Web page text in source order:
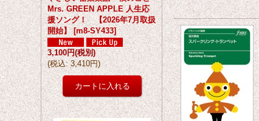
Mrs. GREEN APPLE 人生応
援ソング！ 【2026年7月取扱
開始】 [m8-SY433]
3,100円(税別)
(税込: 3,410円)